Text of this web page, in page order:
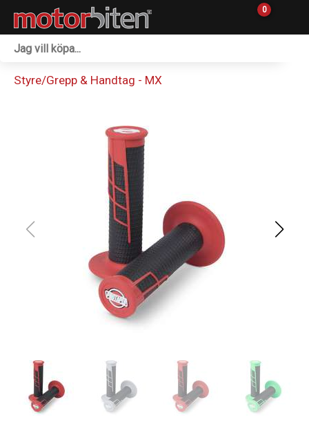
0
Reservdelar
Sprängskisser
Styre/Grepp & Handtag - MX